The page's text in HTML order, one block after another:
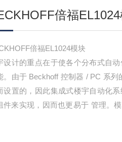
倍福
倍福EL1024模块
设计的重点在于使各个分布式自
。由于 Beckhoff 控制器 / PC 系
设置的，因此集成式楼宇自动化
件来实现，因而也更易于 管理。